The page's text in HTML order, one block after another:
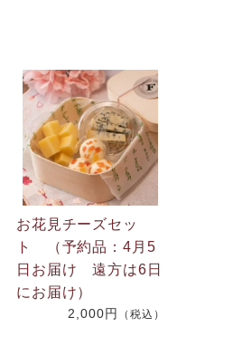
お花見チーズセッ
ト （予約品：4月5
日お届け 遠方は6日
にお届け）
2,000円 （税込）